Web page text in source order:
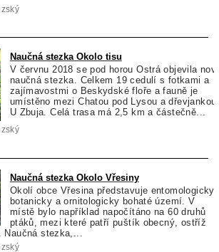
Naučná stezka Okolo tisu
V červnu 2018 se pod horou Ostrá objevila
naučná stezka. Celkem 19 cedulí s fotkami a
zajímavostmi o Beskydské floře a fauně je
umístěno mezi Chatou pod Lysou a dřevjankou
U Zbuja. Celá trasa má 2,5 km a částečně...
Naučná stezka Okolo Vřesiny
Okolí obce Vřesina představuje entomologicky,
botanicky a ornitologicky bohaté území. V
místě bylo například napočítáno na 60 druhů
ptáků, mezi které patří puštík obecný, ostříž
stezka,...